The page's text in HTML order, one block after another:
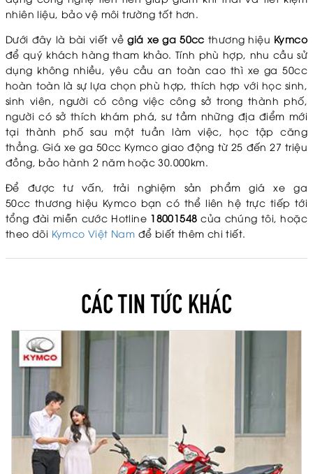
nhiên liệu, bảo vệ môi trường tốt hơn.
Dưới đây là bài viết vềgiá xe ga 50cc thương hiệu Kymco
để quý khách hàng tham khảo. Tính phù hợp, nhu cầu sử
dụng không nhiều, yêu cầu an toàn cao thì xe ga 50cc
hoàn toàn là sự lựa chọn phù hợp, thích hợp với học sinh,
sinh viên, người có công việc công sở trong thành phố,
người có sở thích khám phá, sư tầm những địa điểm mới
tại thành phố sau một tuần làm việc, học tập căng
thẳng. Giá xe ga 50cc Kymco giao động từ 25 đến 27 triệu
đồng, bảo hành 2 năm hoặc 30.000km.
Để được tư vấn, trải nghiệm sản phẩm giá xe ga
50cc thương hiệu Kymco bạn có thể liên hệ trực tiếp tới
tổng đài miễn cước Hotline 18001548 của chúng tôi, hoặc
theo dõi Kymco Việt Nam để biết thêm chi tiết.
CÁC TIN TỨC KHÁC